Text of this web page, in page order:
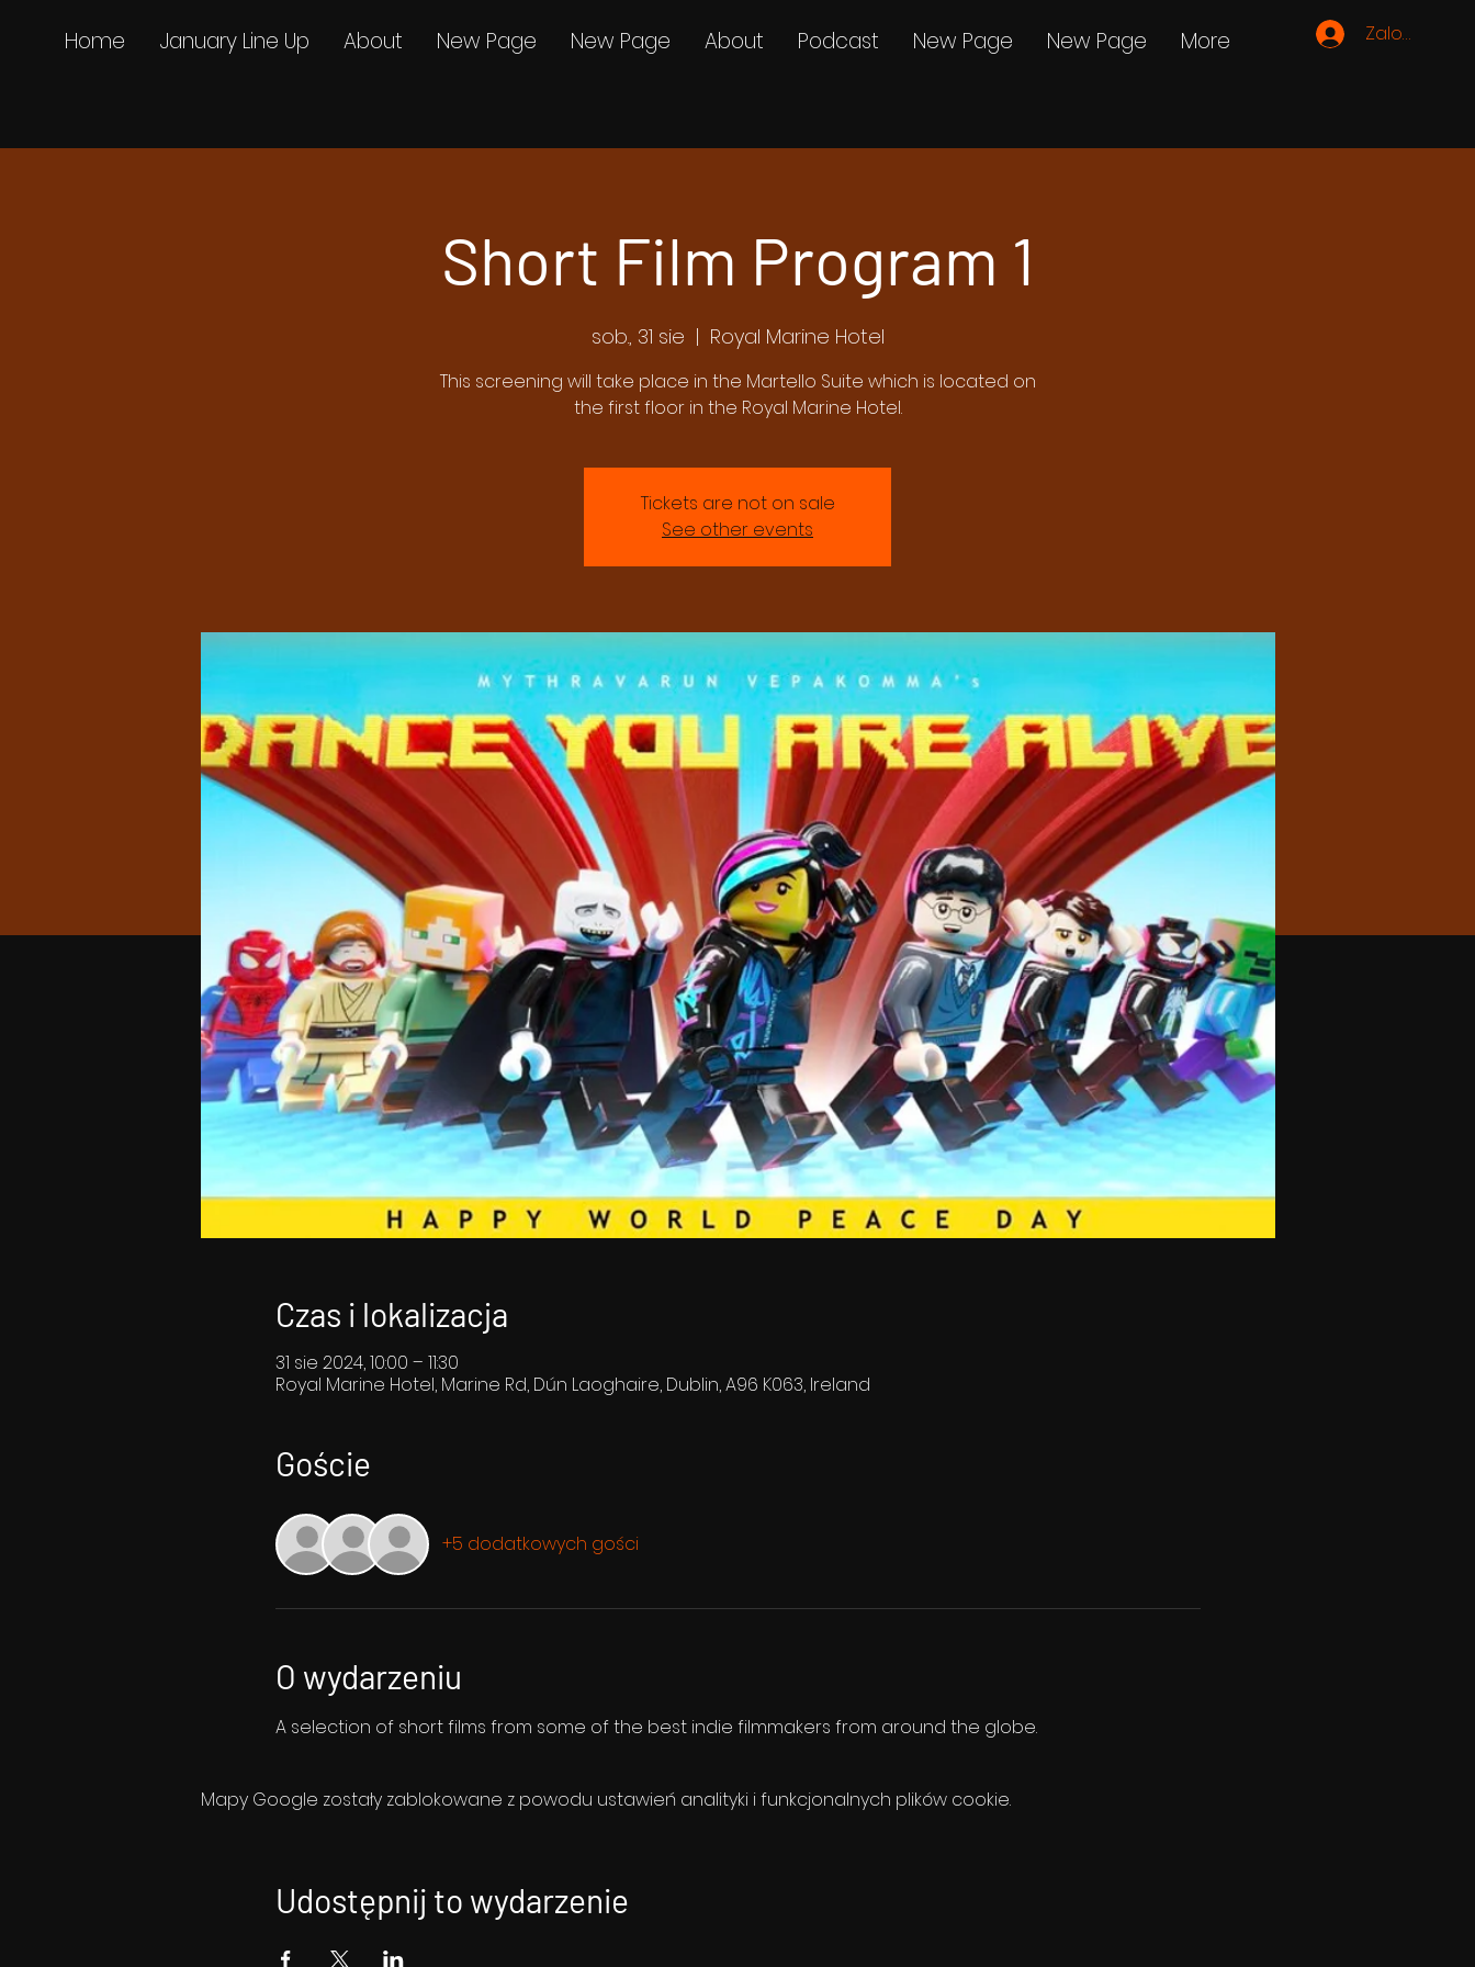
Zaloguj się
Home January Line Up About New Page New Page About Podcast New Page New Page More
Short Film Program 1
sob., 31 sie
  |
Royal Marine Hotel
This screening will take place in the Martello Suite which is located on
the first floor in the Royal Marine Hotel.
Tickets are not on sale
See other events
Czas i lokalizacja
31 sie 2024, 10:00 – 11:30
Royal Marine Hotel, Marine Rd, Dún Laoghaire, Dublin, A96 K063, Ireland
Goście
+5 dodatkowych gości
O wydarzeniu
A selection of short films from some of the best indie filmmakers from around the globe.
Mapy Google zostały zablokowane z powodu ustawień analityki i funkcjonalnych plików cookie.
Udostępnij to wydarzenie